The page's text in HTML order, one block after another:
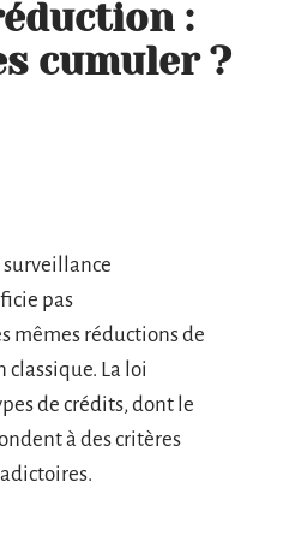
:
cumuler ?
surveillance
pas
mêmes réductions de
classique. La loi
de crédits, dont le
à des critères